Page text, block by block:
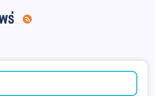
ร่